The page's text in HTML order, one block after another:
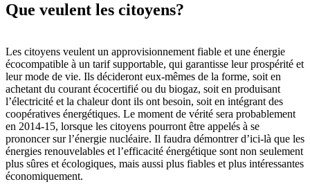
Que veulent les citoyens?
Les citoyens veulent un approvisionnement fiable et une énergie
écocompatible à un tarif supportable, qui garantisse leur prospérité et
leur mode de vie. Ils décideront eux-mêmes de la forme, soit en
achetant du courant écocertifié ou du biogaz, soit en produisant
l’électricité et la chaleur dont ils ont besoin, soit en intégrant des
coopératives énergétiques. Le moment de vérité sera probablement
en 2014-15, lorsque les citoyens pourront être appelés à se
prononcer sur l’énergie nucléaire. Il faudra démontrer d’ici-là que les
énergies renouvelables et l’efficacité énergétique sont non seulement
plus sûres et écologiques, mais aussi plus fiables et plus intéressantes
économiquement.